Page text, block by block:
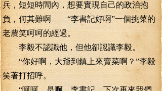
兵，短短時間內，想要實現自己的政治抱
負，何其難啊 “李書記好啊”一個挑菜的
老農笑呵呵的經過。
李毅不認識他，但他卻認識李毅。
“你好啊，大爺到鎮上來賣菜啊？”李毅
笑著打招呼。